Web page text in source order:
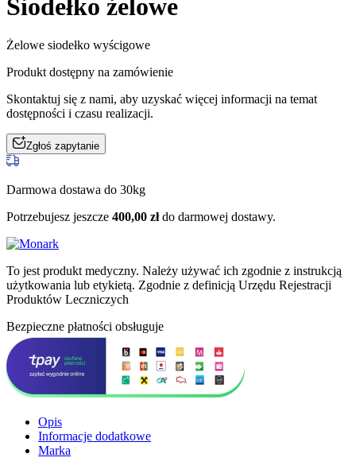
Siodełko żelowe
Żelowe siodełko wyścigowe
Produkt dostępny na zamówienie
Skontaktuj się z nami, aby uzyskać więcej informacji na temat
dostępności i czasu realizacji.
Zgłoś zapytanie
Darmowa dostawa do 30kg
Potrzebujesz jeszcze 400,00 złdo darmowej dostawy.
To jest produkt medyczny. Należy używać ich zgodnie z instrukcją
użytkowania lub etykietą. Zgodnie z definicją Urzędu Rejestracji
Produktów Leczniczych
Bezpieczne płatności obsługuje
Opis
Informacje dodatkowe
Marka